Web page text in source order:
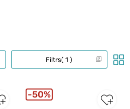
Filtrs 1
50%